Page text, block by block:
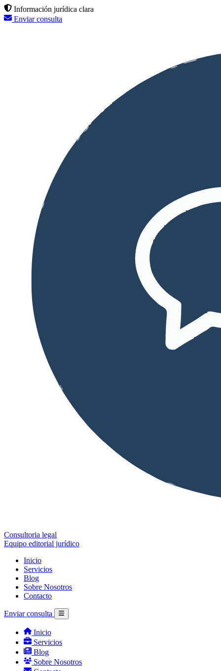
Información jurídica clara
Enviar consulta
Consultoria legal
Equipo editorial jurídico
Inicio
Servicios
Blog
Sobre Nosotros
Contacto
Enviar consulta
Inicio
Servicios
Blog
Sobre Nosotros